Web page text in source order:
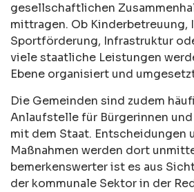
gesellschaftlichen
mittragen. Ob Kinderbetreuung,
Sportförderung, Infrastruktur
viele staatliche Leistungen
Ebene organisiert und
Die Gemeinden sind zudem
Anlaufstelle für Bürgerinnen
mit dem Staat. Entscheidungen
Maßnahmen werden dort
bemerkenswerter ist es aus
der kommunale Sektor in der